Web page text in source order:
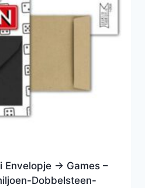
-> Games –
Dobbelsteen-